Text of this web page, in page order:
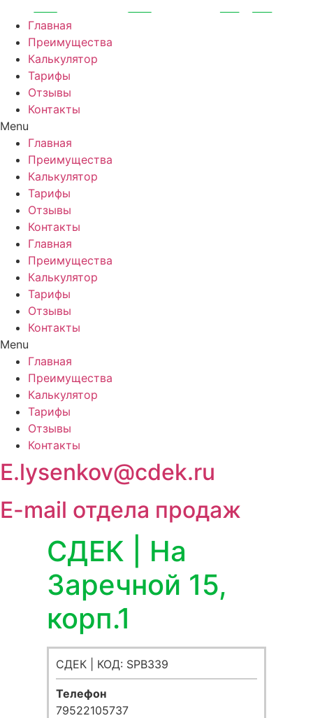
Перейти
содержимому
Главная
Преимущества
Калькулятор
Тарифы
Отзывы
Контакты
Menu
Главная
Преимущества
Калькулятор
Тарифы
Отзывы
Контакты
Главная
Преимущества
Калькулятор
Тарифы
Отзывы
Контакты
Menu
Главная
Преимущества
Калькулятор
Тарифы
Отзывы
Контакты
E.lysenkov@cdek.ru
E-mail отдела продаж
СДЕК | На
Заречной 15,
корп.1
СДЕК | КОД: SPB339
Телефон
79522105737